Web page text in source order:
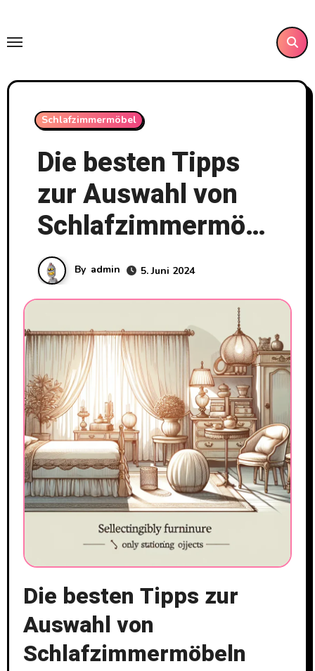
content
Schlafzimmermöbel
Die besten Tipps
zur Auswahl von
Schlafzimmermöbeln
By admin 5. Juni 2024
Die besten Tipps zur
Auswahl von
Schlafzimmermöbeln